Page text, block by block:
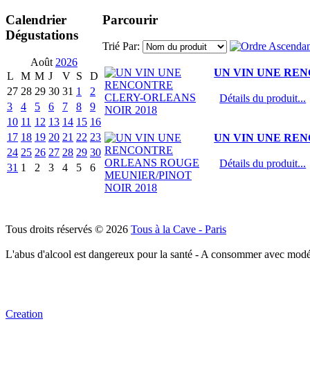
Calendrier
Dégustations
Août 2026
L
M M J V S
D
27 28 29 30 31 1
2
3
4 5 6 7 8
9
10 11 12 13 14 15 16
17 18 19 20 21 22 23
24 25 26 27 28 29 30
31 1 2 3 4 5 6
Parcourir
Trié Par:
UN VIN UNE
Détails du produit...
UN VIN UNE
Détails du produit...
Tous droits réservés © 2026 Tous à la Cave - Paris
L'abus d'alcool est dangereux pour la santé - A consommer avec
Creation